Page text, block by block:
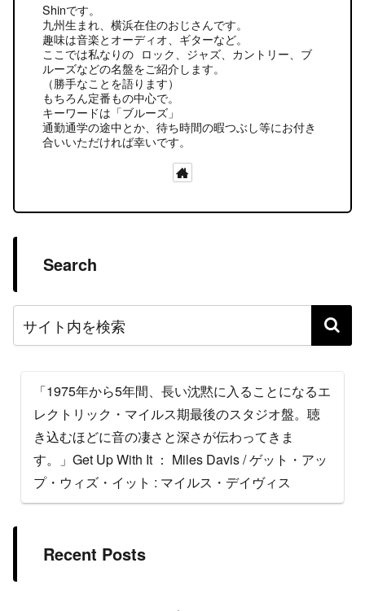
Shinです。
九州生まれ、横浜在住のおじさんです。
趣味は音楽とオーディオ、ギターなど。
ここでは私なりの ロック、ジャズ、カントリー、ブ
ルーズなどの名盤をご紹介します。
（勝手なことを語ります）
もちろん定番もの中心で。
キーワードは「ブルーズ」
通勤通学の途中とか、待ち時間の暇つぶし等にお付き
合いいただければ幸いです。
Search
「1975年から5年間、長い沈黙に入ることになるエ
レクトリック・マイルス期最後のスタジオ盤。聴
き込むほどに音の凄さと深さが伝わってきま
す。」Get Up With It ： Miles Davis / ゲット・アッ
プ・ウィズ・イット : マイルス・デイヴィス
Recent Posts